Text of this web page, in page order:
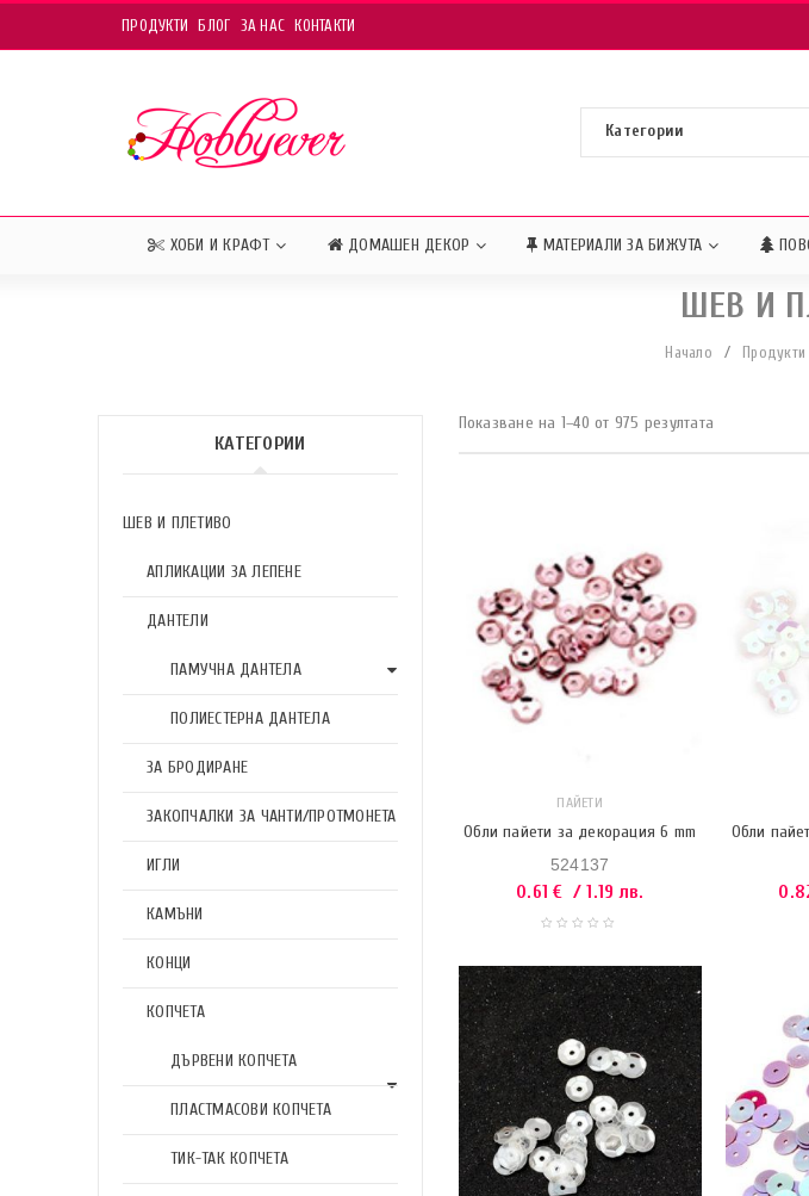
ПРОДУКТИ БЛОГ ЗА НАС КОНТАКТИ
ХОБИ И КРАФТ ДОМАШЕН ДЕКОР МАТЕРИАЛИ ЗА БИЖУТА
ШЕВ И
Начало / Продукти
КАТЕГОРИИ
ШЕВ И ПЛЕТИВО
АПЛИКАЦИИ ЗА ЛЕПЕНЕ
ДАНТЕЛИ
ПАМУЧНА ДАНТЕЛА
ПОЛИЕСТЕРНА ДАНТЕЛА
ЗА БРОДИРАНЕ
ЗАКОПЧАЛКИ ЗА ЧАНТИ/ПРОТМОНЕТА
ИГЛИ
КАМЪНИ
КОНЦИ
КОПЧЕТА
ДЪРВЕНИ КОПЧЕТА
ПЛАСТМАСОВИ КОПЧЕТА
ТИК-ТАК КОПЧЕТА
Показване на 1–40 от 975 резултата
ПАЙЕТИ
Обли пайети за декорация 6 mm
524137
0.61€ / 1.19 лв.
Обли